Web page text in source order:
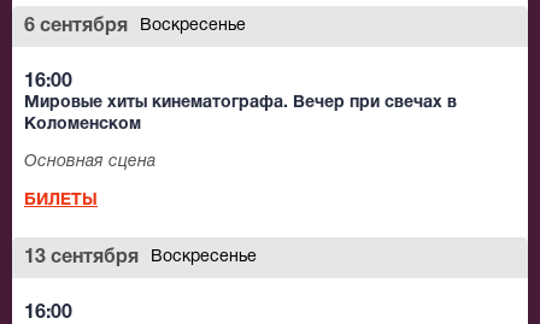
6 сентября Воскресенье
16:00
Мировые хиты кинематографа. Вечер при свечах в
Коломенском
Основная сцена
БИЛЕТЫ
13 сентября Воскресенье
16:00